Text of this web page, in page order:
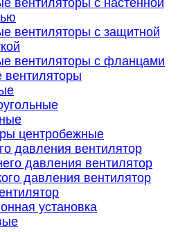
вентиляторы с настенной
вентиляторы с защитной
вентиляторы с фланцами
вентиляторы
центробежные
давления вентилятор
давления вентилятор
давления вентилятор
установка